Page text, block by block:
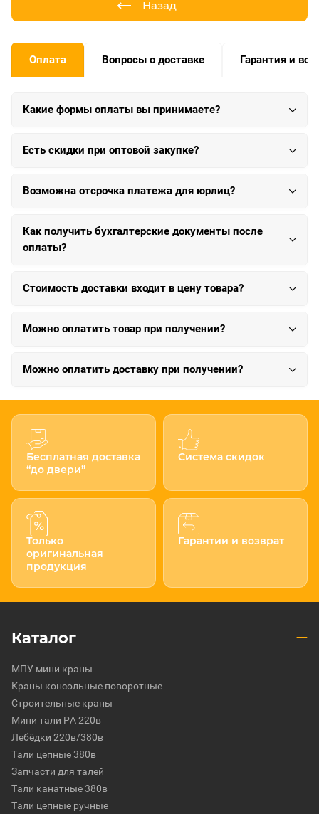
Назад
Оплата Вопросы о доставке Гарантия и
Какие формы оплаты вы принимаете?
Есть скидки при оптовой закупке?
Возможна отсрочка платежа для юрлиц?
Как получить бухгалтерские документы после
оплаты?
Стоимость доставки входит в цену товара?
Можно оплатить товар при получении?
Можно оплатить доставку при получении?
Бесплатная доставка
“до двери”
Система скидок
Только
оригинальная
продукция
Гарантии и возврат
Каталог
МПУ мини краны
Краны консольные поворотные
Строительные краны
Мини тали РА 220в
Лебёдки 220в/380в
Тали цепные 380в
Запчасти для талей
Тали канатные 380в
Тали цепные ручные